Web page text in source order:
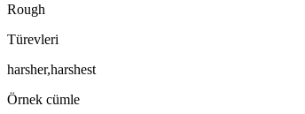
Rough
Türevleri
harsher,harshest
Örnek cümle